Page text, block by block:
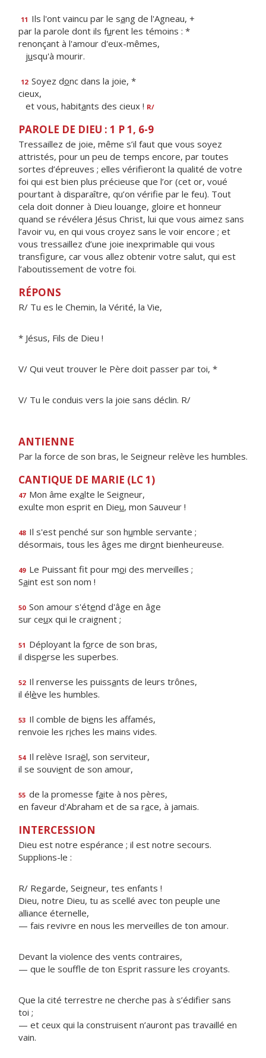
11 Ils l'ont vaincu par le sang de l'Agneau, +
par la parole dont ils furent les témoins : *
renonçant à l'amour d'eux-mêmes,
jusqu'à mourir.
12 Soyez donc dans la joie, *
cieux,
et vous, habitants des cieux ! R/
PAROLE DE DIEU : 1 P 1, 6-9
Tressaillez de joie, même s’il faut que vous soyez
attristés, pour un peu de temps encore, par toutes
sortes d’épreuves ; elles vérifieront la qualité de votre
foi qui est bien plus précieuse que l’or (cet or, voué
pourtant à disparaître, qu’on vérifie par le feu). Tout
cela doit donner à Dieu louange, gloire et honneur
quand se révélera Jésus Christ, lui que vous aimez sans
l’avoir vu, en qui vous croyez sans le voir encore ; et
vous tressaillez d’une joie inexprimable qui vous
transfigure, car vous allez obtenir votre salut, qui est
l’aboutissement de votre foi.
RÉPONS
R/ Tu es le Chemin, la Vérité, la Vie,
* Jésus, Fils de Dieu !
V/ Qui veut trouver le Père doit passer par toi, *
V/ Tu le conduis vers la joie sans déclin. R/
ANTIENNE
Par la force de son bras, le Seigneur relève les humbles.
CANTIQUE DE MARIE (LC 1)
47 Mon âme exalte le Seigneur,
exulte mon esprit en Dieu, mon Sauveur !
48 Il s'est penché sur son humble servante ;
désormais, tous les âges me diront bienheureuse.
49 Le Puissant fit pour moi des merveilles ;
Saint est son nom !
50 Son amour s'étend d'âge en âge
sur ceux qui le craignent ;
51 Déployant la force de son bras,
il disperse les superbes.
52 Il renverse les puissants de leurs trônes,
il élève les humbles.
53 Il comble de biens les affamés,
renvoie les riches les mains vides.
54 Il relève Israël, son serviteur,
il se souvient de son amour,
55 de la promesse faite à nos pères,
en faveur d'Abraham et de sa race, à jamais.
INTERCESSION
Dieu est notre espérance ; il est notre secours.
Supplions-le :
R/ Regarde, Seigneur, tes enfants !
Dieu, notre Dieu, tu as scellé avec ton peuple une
alliance éternelle,
— fais revivre en nous les merveilles de ton amour.
Devant la violence des vents contraires,
— que le souffle de ton Esprit rassure les croyants.
Que la cité terrestre ne cherche pas à s’édifier sans
toi ;
— et ceux qui la construisent n’auront pas travaillé en
vain.